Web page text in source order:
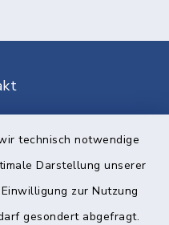
technisch notwendige
Darstellung unserer
zur Nutzung
gesondert abgefragt.